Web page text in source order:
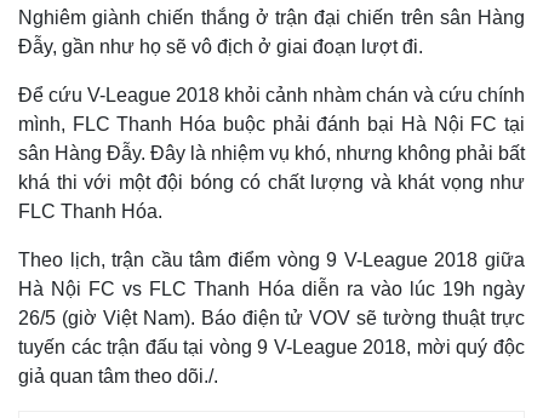
Kinh tế
Bất động sản
Khởi nghiệp
Thị trường
Giá vàng
Tiêu dùng
Tỷ giá
Chứng khoán
Nghiêm giành chiến thắng ở trận đại chiến trên sân Hàng
Đẫy, gần như họ sẽ vô địch ở giai đoạn lượt đi.
Để cứu V-League 2018 khỏi cảnh nhàm chán và cứu chính
mình, FLC Thanh Hóa buộc phải đánh bại Hà Nội FC tại
sân Hàng Đẫy. Đây là nhiệm vụ khó, nhưng không phải bất
khá thi với một đội bóng có chất lượng và khát vọng như
FLC Thanh Hóa.
Theo lịch, trận cầu tâm điểm vòng 9 V-League 2018 giữa
Hà Nội FC vs FLC Thanh Hóa diễn ra vào lúc 19h ngày
26/5 (giờ Việt Nam). Báo điện tử VOV sẽ tường thuật trực
tuyến các trận đấu tại vòng 9 V-League 2018, mời quý độc
giả quan tâm theo dõi./.